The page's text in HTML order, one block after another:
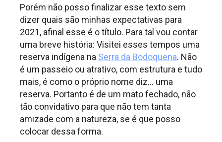
Porém não posso finalizar esse texto sem
dizer quais são minhas expectativas para
2021, afinal esse é o título. Para tal vou contar
uma breve história: Visitei esses tempos uma
reserva indígena na Serra da Bodoquena. Não
é um passeio ou atrativo, com estrutura e tudo
mais, é como o próprio nome diz… uma
reserva. Portanto é de um mato fechado, não
tão convidativo para que não tem tanta
amizade com a natureza, se é que posso
colocar dessa forma.